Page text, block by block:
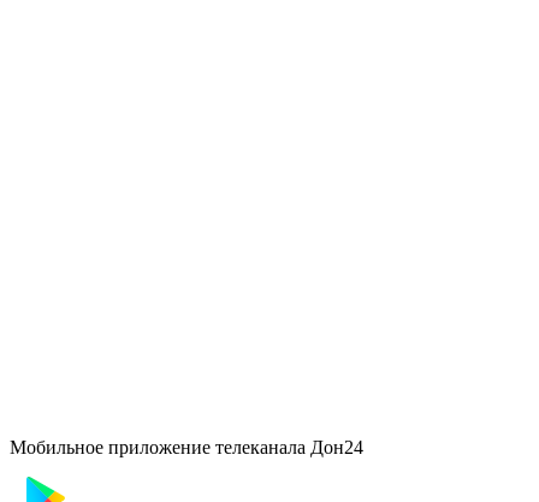
Мобильное приложение телеканала Дон24